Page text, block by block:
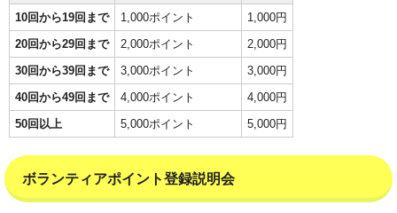
10回から19回まで
1,000ポイント
1,000円
20回から29回まで
2,000ポイント
2,000円
30回から39回まで
3,000ポイント
3,000円
40回から49回まで
4,000ポイント
4,000円
50回以上
5,000ポイント 5,000円
ボランティアポイント登録説明会